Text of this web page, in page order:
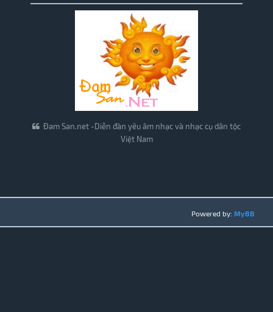
Đam San.net -Diễn đàn yêu âm nhạc và nhạc cụ dân tộc
Việt Nam
Powered by: MyBB